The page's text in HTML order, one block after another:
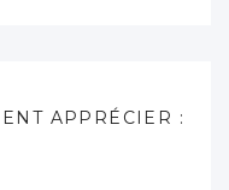
APPRÉCIER :